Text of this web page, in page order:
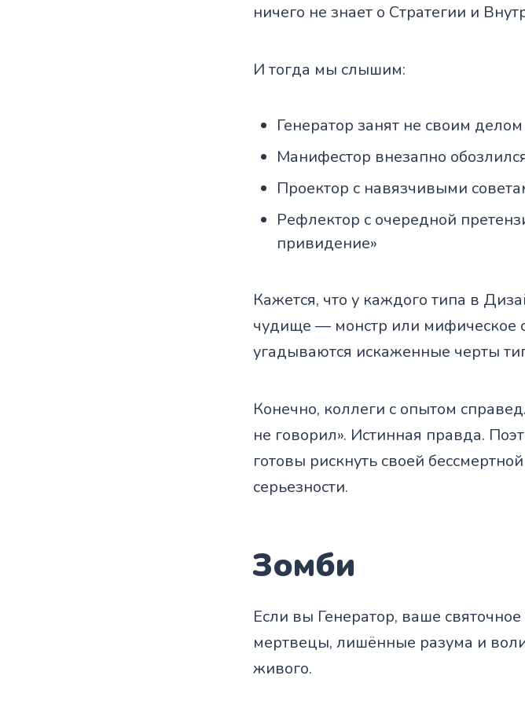
ничего не знает о Стратегии и
И тогда мы слышим:
Генератор занят не своим
Манифестор внезапно
Проектор с навязчивыми
Рефлектор с очередной
привидение»
Кажется, что у каждого типа в
чудище — монстр или мифическое
угадываются искаженные черты
Конечно, коллеги с опытом
не говорил». Истинная правда.
готовы рискнуть своей
серьезности.
Зомби
Если вы Генератор, ваше
мертвецы, лишённые разума и
живого.